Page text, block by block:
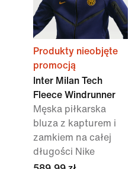
Produkty nieobjęte
promocją
Inter Milan Tech
Fleece Windrunner
Męska piłkarska
bluza z kapturem i
zamkiem na całej
długości Nike